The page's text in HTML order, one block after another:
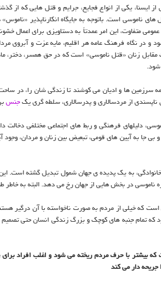
ایسنا، یکی از انواع فجایع، جرایم و قتل هایی که از
ناموسی است. باتوجه به جایگاه انکارناپذیر
متفاوت، این امر عمدتاً به دستاویزی برای اعمال
و در نگاه فرهنگ عامه هر اقلیم، مایه عزت و آبروی
زنان «قتل ناموسی» است که در حق همسر، دختر،
سرزمین ها و ادیان می کوشند تا زندگی شان را، در
از مردسالاری و پدرسالاری، سلطه گری یکجنس
دلیلهای فرهنگی و ربط های اجتماعی مختلفی دخالت
جا به آیین های قومی، تبعیض بین زنان و مردان، وجود
به یک پدیده ی جهان شمول تبدیل گشته است. این
ناموسی در بخش هایی از جهان رخ می دهد. البته به
که خیلی از مردم به صورت ناخواسته با آن درگیر
جنبه های کوچک و بزرگ زندگی انسان حتی تصمیم
که بیشتر با حرف مردم ریخته می شود و اغلب افراد
جریحه دار می کند